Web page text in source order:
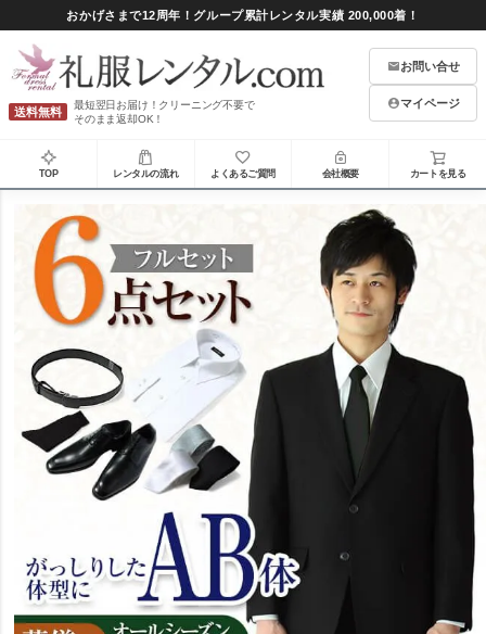
おかげさまで12周年！グループ累計レンタル実績 200,000着！
送料無料
最短翌日お届け！クリーニング不要で
そのまま返却OK！
お問い合せ
マイページ
TOP レンタルの流れ よくあるご質問 会社概要 カートを見る